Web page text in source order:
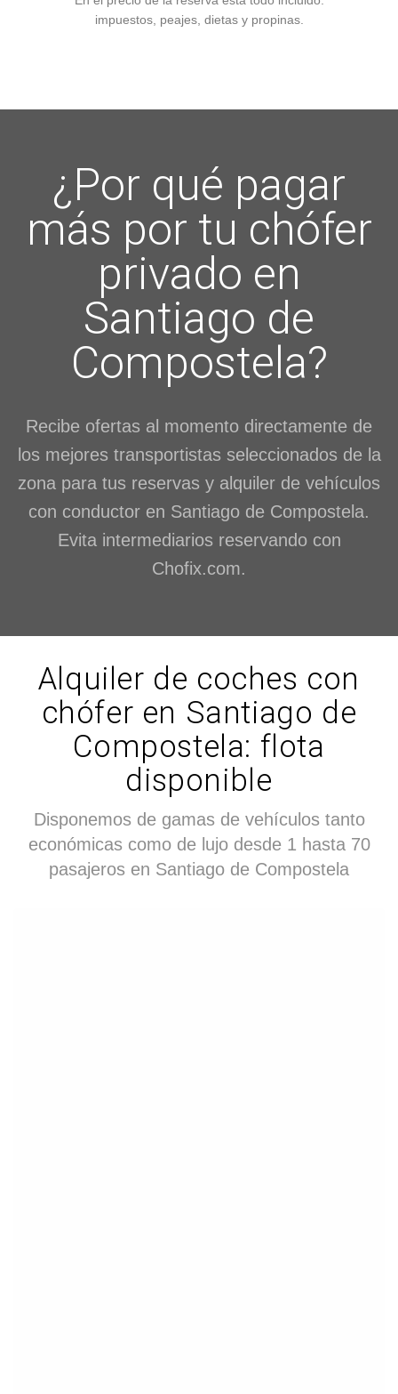
impuestos, peajes, dietas y propinas.
¿Por qué pagar
más por tu chófer
privado en
Santiago de
Compostela?
Recibe ofertas al momento directamente de
los mejores transportistas seleccionados de la
zona para tus reservas y alquiler de vehículos
con conductor en Santiago de Compostela.
Evita intermediarios reservando con
Chofix.com.
Alquiler de coches con
chófer en Santiago de
Compostela: flota
disponible
Disponemos de gamas de vehículos tanto
económicas como de lujo desde 1 hasta 70
pasajeros en Santiago de Compostela